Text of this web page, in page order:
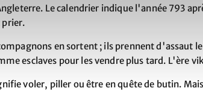
Le calendrier indique l'année 793
prier.
en sortent ; ils prennent d'assaut
esclaves pour les vendre plus tard. L'ère
voler, piller ou être en quête de butin.